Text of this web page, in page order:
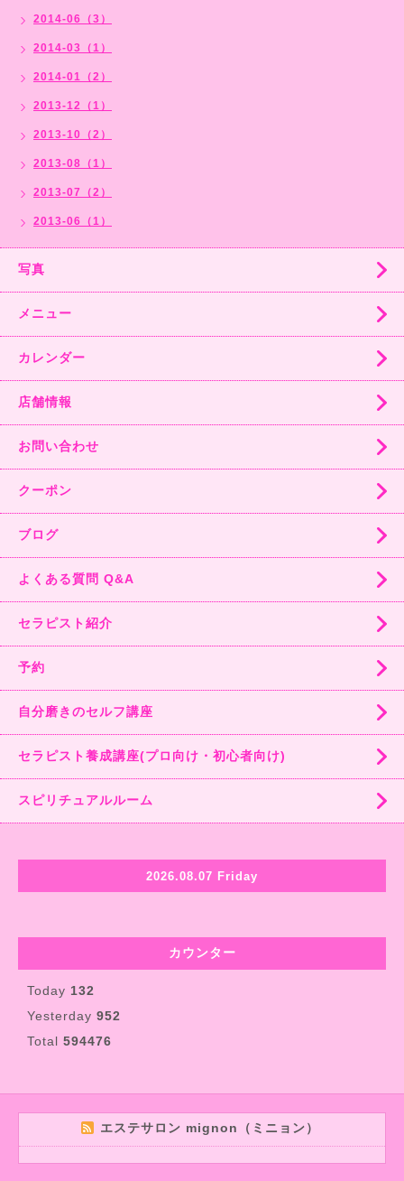
2014-06（3）
2014-03（1）
2014-01（2）
2013-12（1）
2013-10（2）
2013-08（1）
2013-07（2）
2013-06（1）
写真
メニュー
カレンダー
店舗情報
お問い合わせ
クーポン
ブログ
よくある質問 Q&A
セラピスト紹介
予約
自分磨きのセルフ講座
セラピスト養成講座(プロ向け・初心者向け)
スピリチュアルルーム
2026.08.07 Friday
カウンター
Today 132
Yesterday 952
Total 594476
エステサロン mignon（ミニョン）